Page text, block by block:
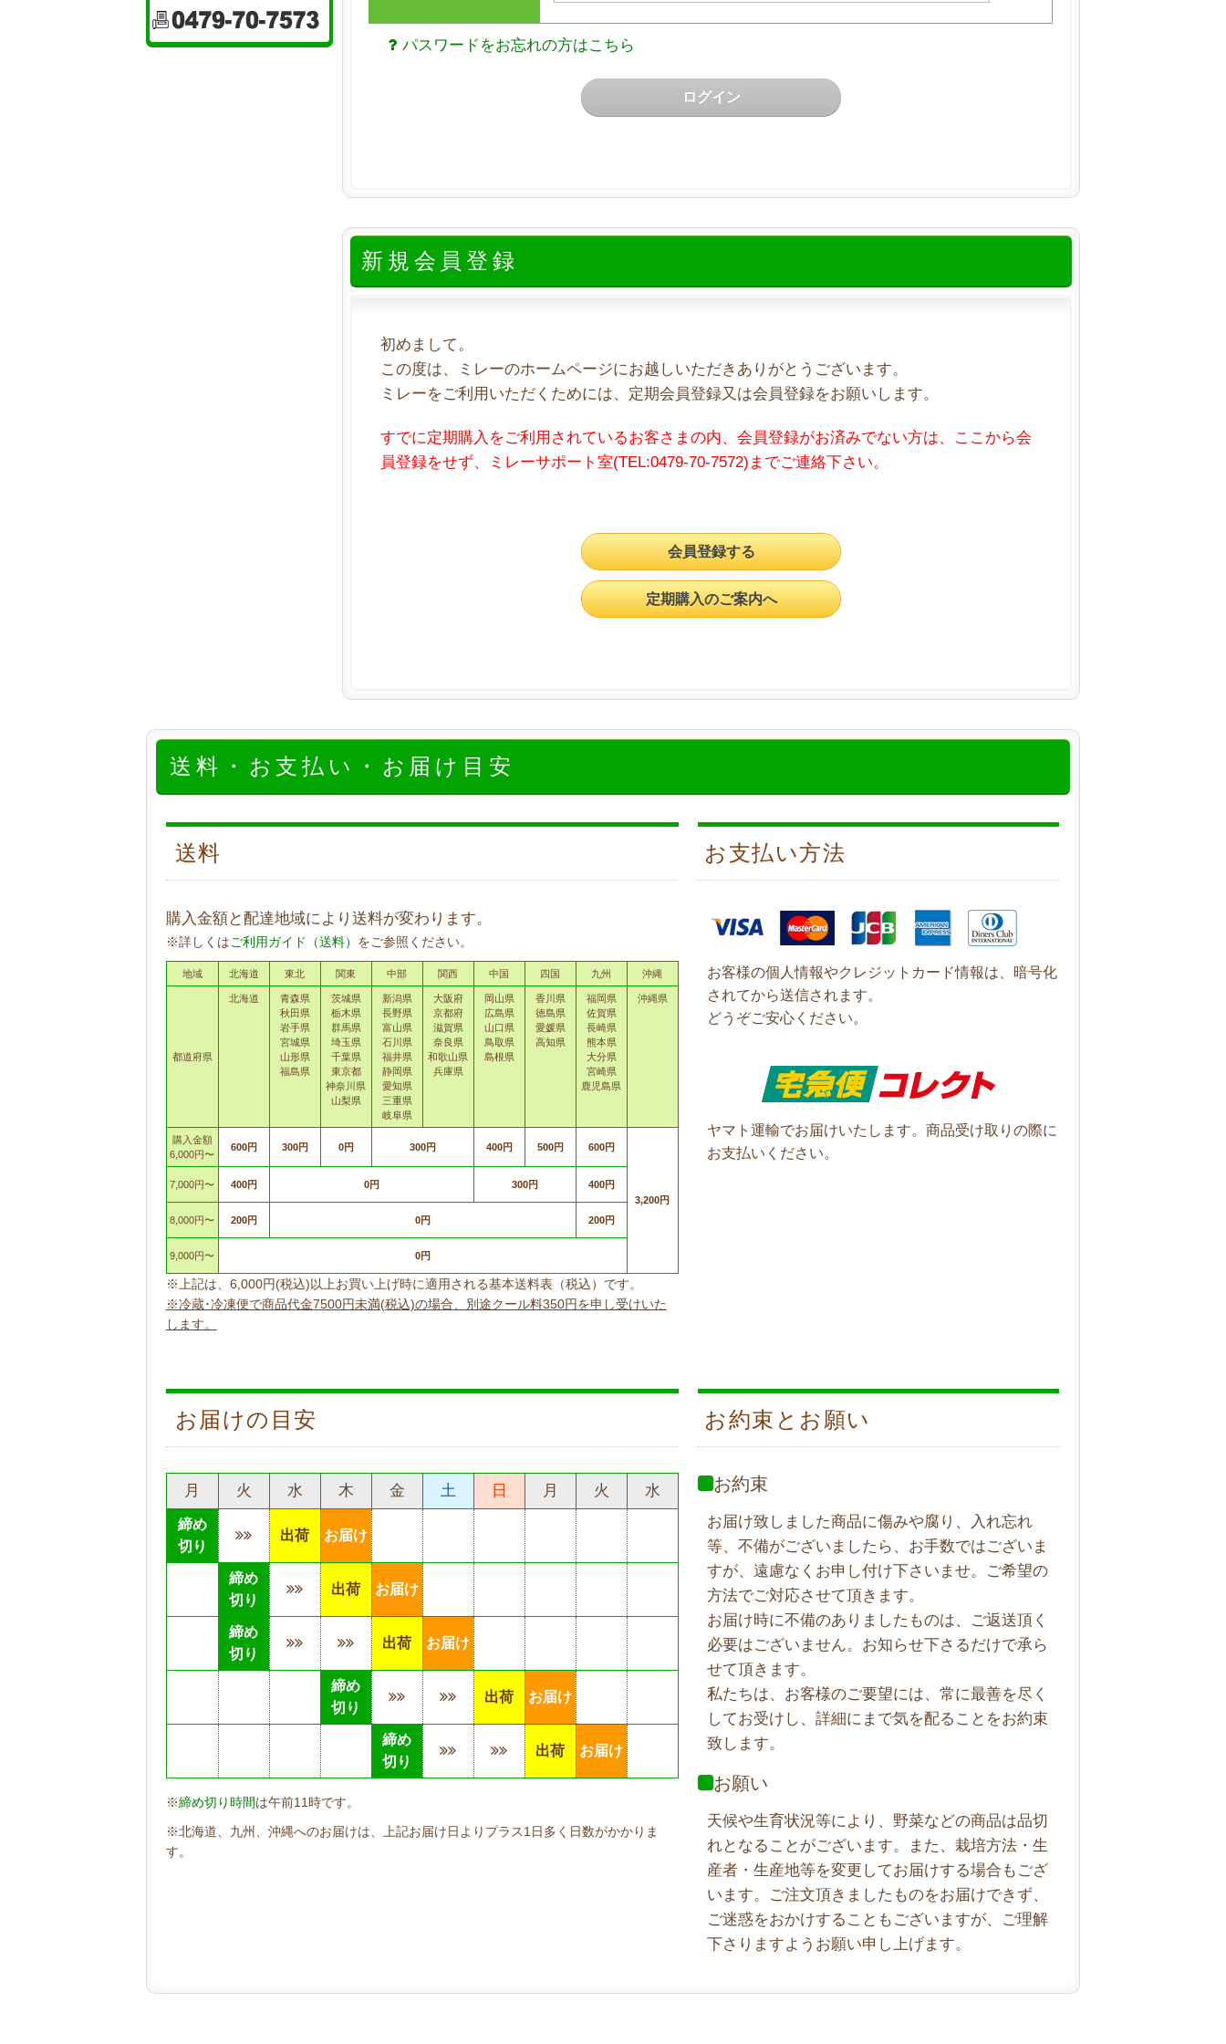
パスワードをお忘れの方はこちら
ログイン
新規会員登録
初めまして。
この度は、ミレーのホームページにお越しいただきありがとうございます。
ミレーをご利用いただくためには、定期会員登録又は会員登録をお願いします。
すでに定期購入をご利用されているお客さまの内、会員登録がお済みでない方は、ここから会
員登録をせず、ミレーサポート室(TEL:0479-70-7572)までご連絡下さい。
会員登録する
定期購入のご案内へ
送料・お支払い・お届け目安
送料
購入金額と配達地域により送料が変わります。
※詳しくはご利用ガイド（送料） をご参照ください。
地域 北海道 東北 関東 中部 関西 中国 四国 九州 沖縄
都道府県
北海道
青森県
秋田県
岩手県
宮城県
山形県
福島県
茨城県
栃木県
群馬県
埼玉県
千葉県
東京都
神奈川県
山梨県
新潟県
長野県
富山県
石川県
福井県
静岡県
愛知県
三重県
岐阜県
大阪府
京都府
滋賀県
奈良県
和歌山県
兵庫県
岡山県
広島県
山口県
鳥取県
島根県
香川県
徳島県
愛媛県
高知県
福岡県
佐賀県
長崎県
熊本県
大分県
宮崎県
鹿児島県
沖縄県
購入金額
6,000円〜
600円 300円 0円 300円 400円 500円 600円
3,200円
7,000円〜 400円 0円 300円 400円
8,000円〜 200円 0円 200円
9,000円〜 0円
※上記は、6,000円(税込)以上お買い上げ時に適用される基本送料表（税込）です。
※冷蔵･冷凍便で商品代金7500円未満(税込)の場合、別途クール料350円を申し受けいた
します。
お支払い方法
お客様の個人情報やクレジットカード情報は、暗号化
されてから送信されます。
どうぞご安心ください。
ヤマト運輸でお届けいたします。商品受け取りの際に
お支払いください。
お届けの目安
月 火 水 木 金 土 日 月 火 水
締め
切り
出荷 お届け
締め
切り
出荷 お届け
締め
切り
出荷 お届け
締め
切り
出荷 お届け
締め
切り
出荷 お届け
※締め切り時間は午前11時です。
※北海道、九州、沖縄へのお届けは、上記お届け日よりプラス1日多く日数がかかりま
す。
お約束とお願い
お約束
お届け致しました商品に傷みや腐り、入れ忘れ
等、不備がございましたら、お手数ではございま
すが、遠慮なくお申し付け下さいませ。ご希望の
方法でご対応させて頂きます。
お届け時に不備のありましたものは、ご返送頂く
必要はございません。お知らせ下さるだけで承ら
せて頂きます。
私たちは、お客様のご要望には、常に最善を尽く
してお受けし、詳細にまで気を配ることをお約束
致します。
お願い
天候や生育状況等により、野菜などの商品は品切
れとなることがございます。また、栽培方法・生
産者・生産地等を変更してお届けする場合もござ
います。ご注文頂きましたものをお届けできず、
ご迷惑をおかけすることもございますが、ご理解
下さりますようお願い申し上げます。